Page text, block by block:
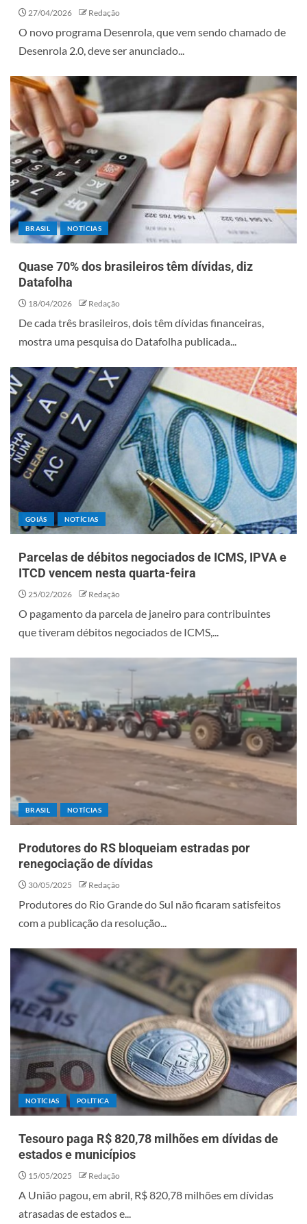
27/04/2026 Redação
O novo programa Desenrola, que vem sendo chamado de
Desenrola 2.0, deve ser anunciado...
BRASIL NOTÍCIAS
Quase 70% dos brasileiros têm dívidas, diz
Datafolha
18/04/2026 Redação
De cada três brasileiros, dois têm dívidas financeiras,
mostra uma pesquisa do Datafolha publicada...
GOIÁS NOTÍCIAS
Parcelas de débitos negociados de ICMS, IPVA e
ITCD vencem nesta quarta-feira
25/02/2026 Redação
O pagamento da parcela de janeiro para contribuintes
que tiveram débitos negociados de ICMS,...
BRASIL NOTÍCIAS
Produtores do RS bloqueiam estradas por
renegociação de dívidas
30/05/2025 Redação
Produtores do Rio Grande do Sul não ficaram satisfeitos
com a publicação da resolução...
NOTÍCIAS POLÍTICA
Tesouro paga R$ 820,78 milhões em dívidas de
estados e municípios
15/05/2025 Redação
A União pagou, em abril, R$ 820,78 milhões em dívidas
atrasadas de estados e...